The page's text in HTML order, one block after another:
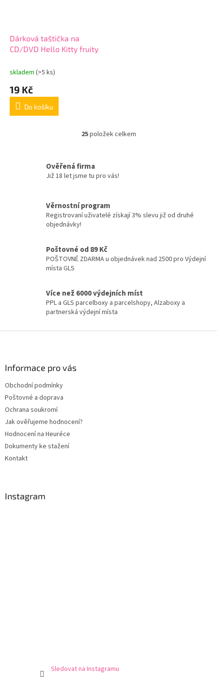
Dárková taštička na
CD/DVD Hello Kitty fruity
skladem (>5 ks)
19 Kč
Do košíku
O
d
í
p
r
v
s
u
25položek celkem
Ověřená firma
Již 18 let jsme tu pro vás!
Věrnostní program
Registrovaní uživatelé získají 3% slevu již od druhé
objednávky!
Poštovné od 89 Kč
POŠTOVNÉ ZDARMA u objednávek nad 2500 pro Výdejní
místa GLS
Více než 6000 výdejních míst
PPL a GLS parcelboxy a parcelshopy, Alzaboxy a
partnerská výdejní místa
Informace pro vás
Obchodní podmínky
Poštovné a doprava
Ochrana soukromí
Jak ověřujeme hodnocení?
Hodnocení na Heuréce
Dokumenty ke stažení
Kontakt
Instagram
Sledovat na Instagramu